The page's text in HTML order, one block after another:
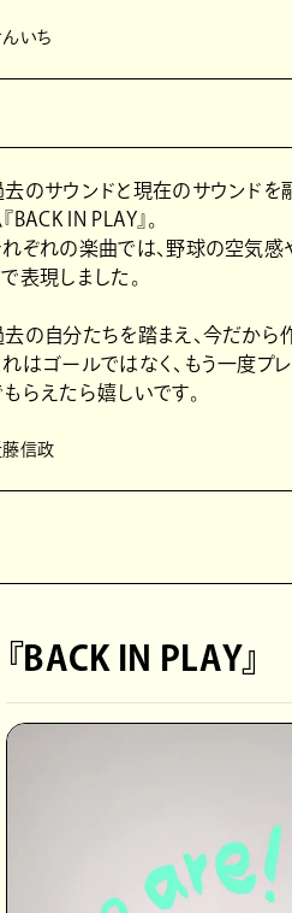
んいち
去のサウンドと現在のサウンドを
BACK IN PLAY』。
れぞれの楽曲では、野球の空気感
で表現しました。
去の自分たちを踏まえ、今だから
れはゴールではなく、もう一度プ
もらえたら嬉しいです。
藤信政
『BACK IN PLAY』